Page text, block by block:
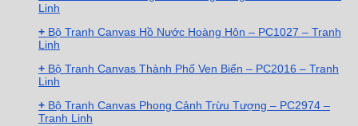
Linh
+ Bộ Tranh Canvas Hồ Nước Hoàng Hôn – PC1027 – Tranh
Linh
+ Bộ Tranh Canvas Thành Phố Ven Biển – PC2016 – Tranh
Linh
+ Bộ Tranh Canvas Phong Cảnh Trừu Tượng – PC2974 –
Tranh Linh